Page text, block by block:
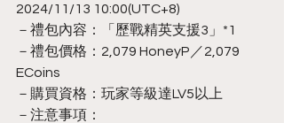
2024/11/13 10:00(UTC+8)
－禮包內容：「歷戰精英支援3」*1
－禮包價格：2,079 HoneyP／2,079
ECoins
－購買資格：玩家等級達LV5以上
－注意事項：